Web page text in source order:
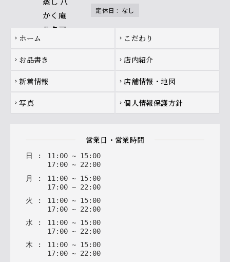
定休日 : なし
Footer navigation
chevron_right ホーム chevron_right こだわり
chevron_right お品書き chevron_right 店内紹介
chevron_right 新着情報 chevron_right 店舗情報・地図
chevron_right 写真 chevron_right 個人情報保護方針
営業日・営業時間
日 : 11: 00 ~ 15: 00
17: 00 ~ 22: 00
月
: 11 : 00 ~ 15: 00
17: 00 ~ 22 : 00
火
: 11 : 00 ~ 15: 00
17: 00 ~ 22 : 00
水 : 11 : 00 ~ 15: 00
17: 00 ~ 22 : 00
木 : 11 : 00 ~ 15: 00
17: 00 ~ 22 : 00